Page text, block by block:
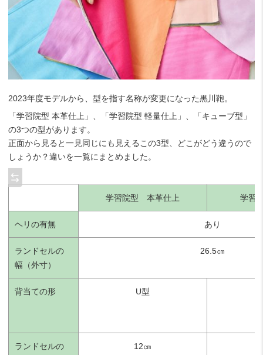
2023年度モデルから、型を指す名称が変更になった黒川鞄。
「学習院型 本革仕上」、「学習院型 軽量仕上」、「キューブ型」
の3つの型があります。
正面から見ると一見同じにも見えるこの3型、どこがどう違うので
しょうか？違いを一覧にまとめました。
学習院型 本革仕上 学習
ヘリの有無 あり
ランドセルの
幅（外寸）
26.5㎝
背当ての形 U型
ランドセルの
12㎝